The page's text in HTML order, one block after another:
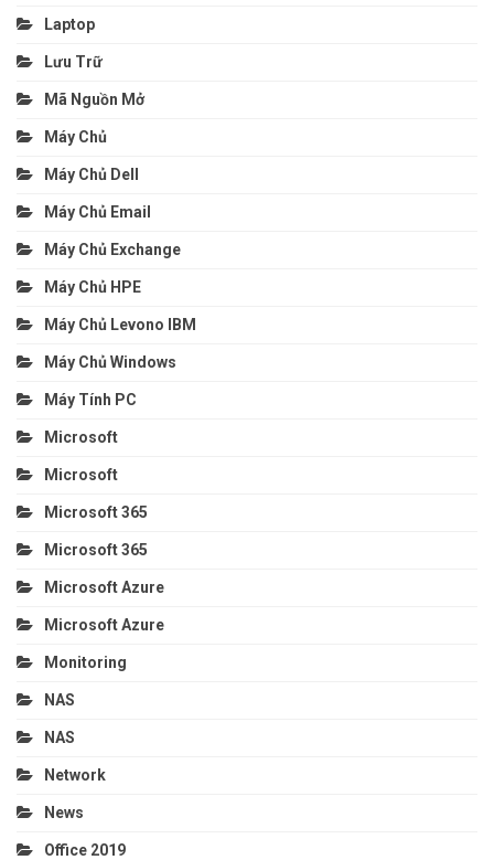
Laptop
Lưu Trữ
Mã Nguồn Mở
Máy Chủ
Máy Chủ Dell
Máy Chủ Email
Máy Chủ Exchange
Máy Chủ HPE
Máy Chủ Levono IBM
Máy Chủ Windows
Máy Tính PC
Microsoft
Microsoft
Microsoft 365
Microsoft 365
Microsoft Azure
Microsoft Azure
Monitoring
NAS
NAS
Network
News
Office 2019